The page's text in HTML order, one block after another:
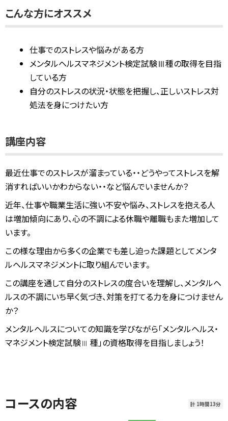
こんな方にオススメ
仕事でのストレスや悩みがある方
メンタルヘルスマネジメント検定試験Ⅲ種の取得を目指
している方
自分のストレスの状況・状態を把握し、正しいストレス対
処法を身につけたい方
講座内容
最近仕事でのストレスが溜まっている・・どうやってストレスを解
消すればいいかわからない・・など悩んでいませんか？
近年、仕事や職業生活に強い不安や悩み、ストレスを抱える人
は増加傾向にあり、心の不調による休職や離職もまた増加して
います。
この様な理由から多くの企業でも差し迫った課題としてメンタ
ルヘルスマネジメントに取り組んでいます。
この講座を通して自分のストレスの度合いを理解し、メンタルヘ
ルスの不調にいち早く気づき、対策を打てる力を身につけません
か？
メンタルヘルスについての知識を学びながら「メンタルヘルス・
マネジメント検定試験Ⅲ 種」の資格取得を目指しましょう！
コースの内容 計 1時間13分